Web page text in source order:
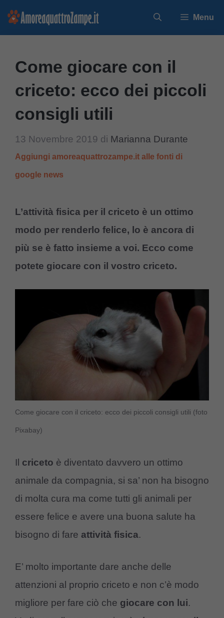
Vai
Menu
Come giocare con il
criceto: ecco dei piccoli
consigli utili
13 Novembre 2019 di Marianna Durante
Aggiungi amoreaquattrozampe.it alle fonti di
google news
L’attività fisica per il criceto è un ottimo
modo per renderlo felice, lo è ancora di
più se è fatto insieme a voi. Ecco come
potete giocare con il vostro criceto.
Come giocare con il criceto: ecco dei piccoli consigli utili (foto
Pixabay)
Il criceto è diventato davvero un ottimo
animale da compagnia, si sa’ non ha bisogno
di molta cura ma come tutti gli animali per
essere felice e avere una buona salute ha
bisogno di fare attività fisica.
E’ molto importante dare anche delle
attenzioni al proprio criceto e non c’è modo
migliore per fare ciò che giocare con lui.